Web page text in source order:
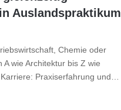
Auslandspraktikum
Chemie oder
A wie Architektur bis Z wie
Praxiserfahrung und…